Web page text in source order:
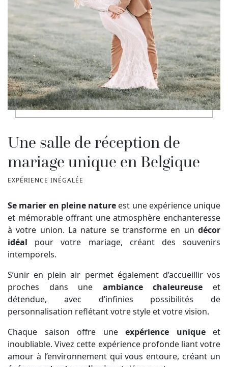
Une salle de réception de
mariage unique en Belgique
EXPÉRIENCE INÉGALÉE
Se marier en pleine nature est une expérience unique
et mémorable offrant une atmosphère enchanteresse
à votre union. La nature se transforme en un décor
idéal pour votre mariage, créant des souvenirs
intemporels.
S’unir en plein air permet également d’accueillir vos
proches dans une ambiance chaleureuse et
détendue, avec d’infinies possibilités de
personnalisation reflétant votre style et votre vision.
Chaque saison offre une expérience uniqueet
inoubliable. Vivez cette expérience profonde liant votre
amour à l’environnement qui vous entoure, créant un